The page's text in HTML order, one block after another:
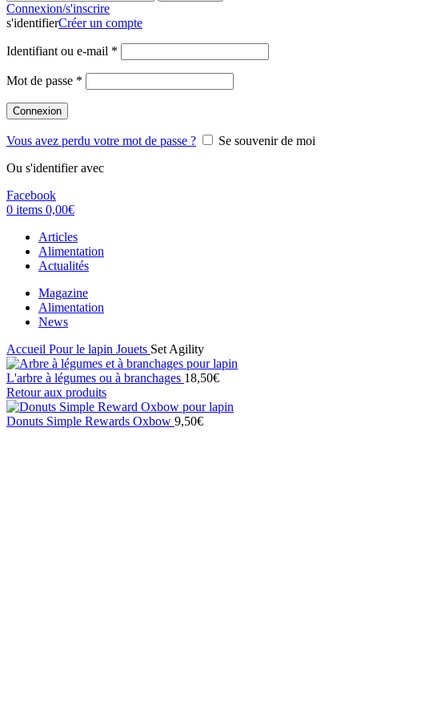
Connexion/s'inscrire
s'identifierCréer un compte
Identifiant ou e-mail *
Mot de passe *
Connexion
Vous avez perdu votre mot de passe ?
Se souvenir de moi
Ou s'identifier avec
Facebook
0 items 0,00€
Articles
Alimentation
Actualités
Magazine
Alimentation
News
Accueil Pour le lapin Jouets Set Agility
L'arbre à légumes ou à branchages 18,50€
Retour aux produits
Donuts Simple Rewards Oxbow 9,50€